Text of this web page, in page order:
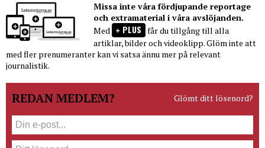
Missa inte våra fördjupande reportage
och extramaterial i våra avslöjanden.
Med
PLUS får du tillgång till alla
artiklar, bilder och videoklipp. Glöm inte att
med fler prenumeranter kan vi satsa ännu mer på relevant
journalistik.
REDAN MEDLEM? Glömt ditt lösenord?